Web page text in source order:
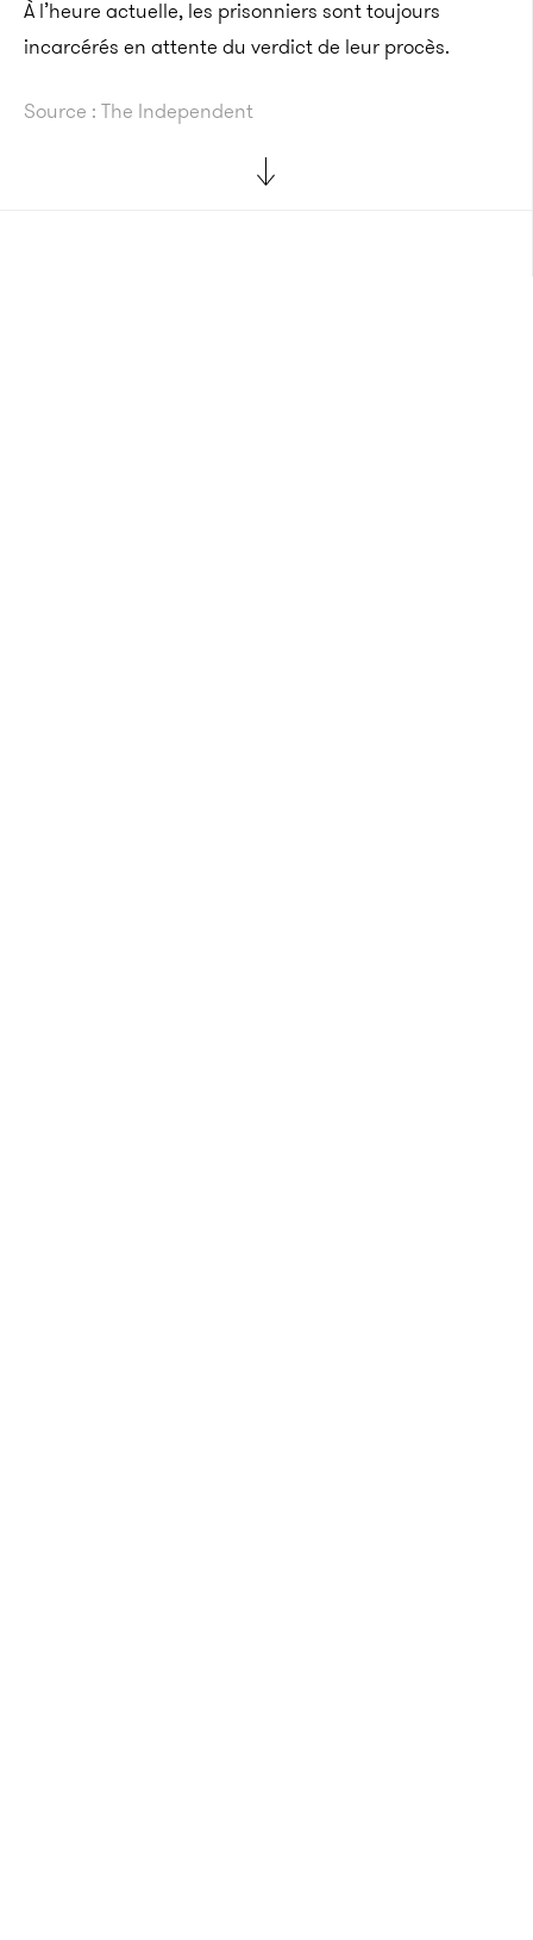
À l’heure actuelle, les prisonniers sont toujours
incarcérés en attente du verdict de leur procès.
Source : The Independent